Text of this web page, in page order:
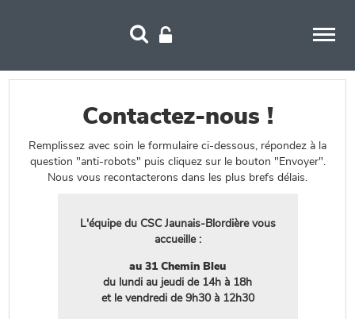
Contactez-nous !
Remplissez avec soin le formulaire ci-dessous, répondez à la
question "anti-robots" puis cliquez sur le bouton "Envoyer".
Nous vous recontacterons dans les plus brefs délais.
L'équipe du CSC Jaunais-Blordière vous
accueille :
au 31 Chemin Bleu
du lundi au jeudi de 14h à 18h
et le vendredi de 9h30 à 12h30